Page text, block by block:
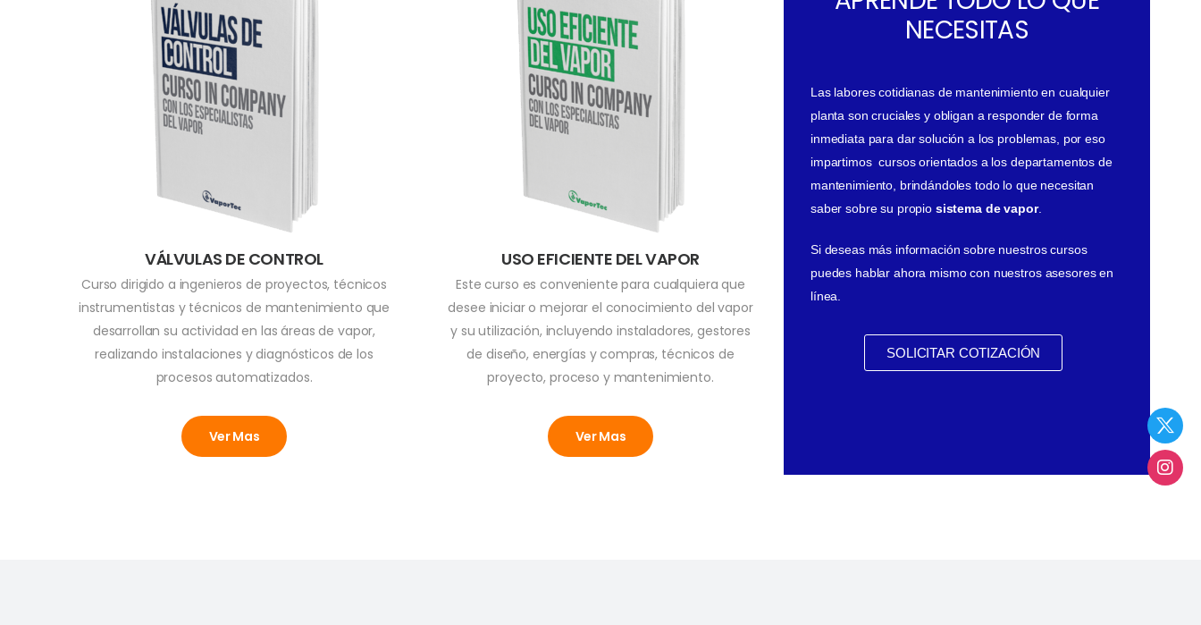
VÁLVULAS DE CONTROL
Curso dirigido a ingenieros de proyectos, técnicos
instrumentistas y técnicos de mantenimiento que
desarrollan su actividad en las áreas de vapor,
realizando instalaciones y diagnósticos de los
procesos automatizados.
Ver Mas
USO EFICIENTE DEL VAPOR
Este curso es conveniente para cualquiera que
desee iniciar o mejorar el conocimiento del vapor
y su utilización, incluyendo instaladores, gestores
de diseño, energías y compras, técnicos de
proyecto, proceso y mantenimiento.
Ver Mas
NECESITAS
Las labores cotidianas de mantenimiento en cualquier
planta son cruciales y obligan a responder de forma
inmediata para dar solución a los problemas, por eso
impartimos cursos orientados a los departamentos de
mantenimiento, brindándoles todo lo que necesitan
saber sobre su propio sistema de vapor.
Si deseas más información sobre nuestros cursos
puedes hablar ahora mismo con nuestros asesores en
línea.
SOLICITAR COTIZACIÓN